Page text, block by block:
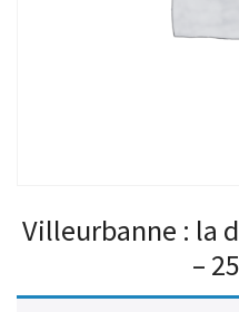
Villeurbanne : la
–